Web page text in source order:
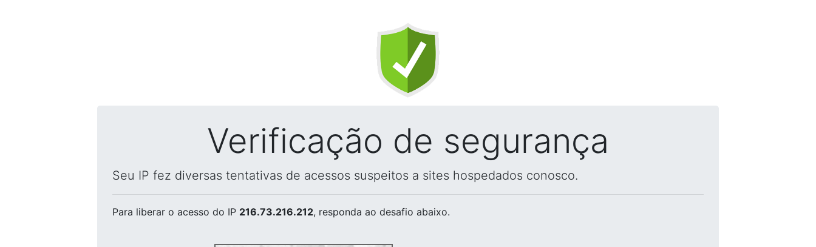
Verificação de segurança
Seu IP fez diversas tentativas de acessos suspeitos a sites hospedados conosco.
Para liberar o acesso do IP 216.73.216.212, responda ao desafio abaixo.